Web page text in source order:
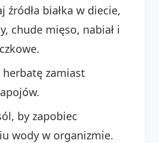
źródła białka w diecie,
chude mięso, nabiał i
herbatę zamiast
by zapobiec
wody w organizmie.